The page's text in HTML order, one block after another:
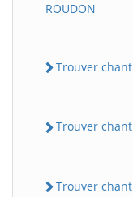
ROUDON
Trouver
Trouver
Trouver